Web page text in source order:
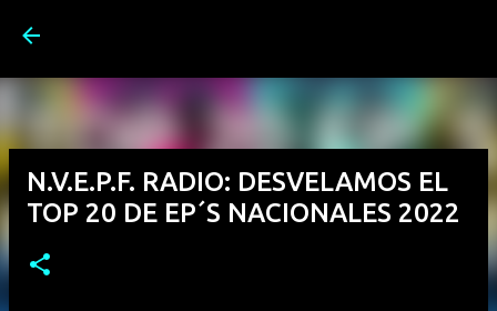
N.V.E.P.F. RADIO: DESVELAMOS EL
TOP 20 DE EP´S NACIONALES 2022